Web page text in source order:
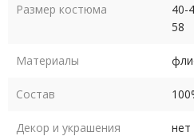
спинке
Размер костюма
40-
58
Материалы
Состав
Декор и украшения нет